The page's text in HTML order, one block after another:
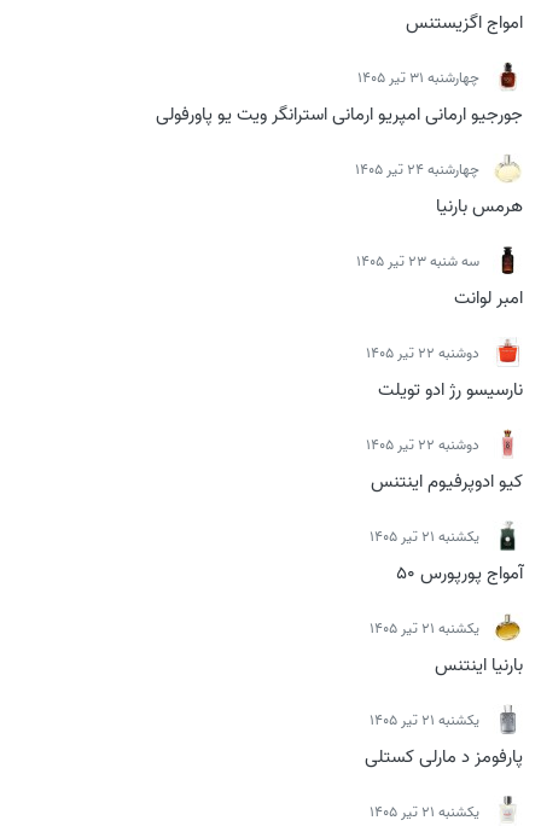
امواج اگزیستنس
چهارشنبه 31 تیر 1405
جورجیو ارمانی امپریو ارمانی استرانگر ویت یو پاورفولی
چهارشنبه 24 تیر 1405
هرمس بارنیا
سه شنبه 23 تیر 1405
امبر لوانت
دوشنبه 22 تیر 1405
نارسیسو رژ ادو تویلت
دوشنبه 22 تیر 1405
کیو ادوپرفیوم اینتنس
يكشنبه 21 تیر 1405
آمواج پورپورس 50
يكشنبه 21 تیر 1405
بارنیا اینتنس
يكشنبه 21 تیر 1405
پارفومز د مارلی کستلی
يكشنبه 21 تیر 1405